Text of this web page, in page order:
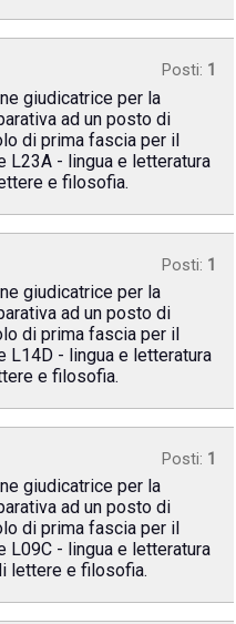
Posti: 1
giudicatrice per la
ad un posto di
di prima fascia per il
- lingua e letteratura
e filosofia.
Posti: 1
giudicatrice per la
ad un posto di
di prima fascia per il
- lingua e letteratura
e filosofia.
Posti: 1
giudicatrice per la
ad un posto di
di prima fascia per il
- lingua e letteratura
lettere e filosofia.